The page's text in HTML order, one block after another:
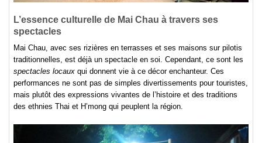
L’essence culturelle de Mai Chau à travers ses
spectacles
Mai Chau, avec ses rizières en terrasses et ses maisons sur pilotis
traditionnelles, est déjà un spectacle en soi. Cependant, ce sont les
spectacles locaux qui donnent vie à ce décor enchanteur. Ces
performances ne sont pas de simples divertissements pour touristes,
mais plutôt des expressions vivantes de l’histoire et des traditions
des ethnies Thai et H’mong qui peuplent la région.